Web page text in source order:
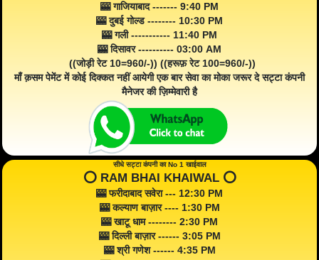
🎰 गाजियाबाद ------- 9:40 PM
🎰 दुबई गोल्ड -------- 10:30 PM
🎰 गली ----------- 11:40 PM
🎰 दिसावर ---------- 03:00 AM
((जोड़ी रेट 10=960/-)) ((हरूफ़ रेट 100=960/-))
माँ क़सम पेमेंट में कोई दिक्कत नहीं आयेगी एक बार सेवा का मोका जरूर दे सट्टा कंपनी
मैनेजर की ज़िम्मेवारी है
सीधे सट्टा कंपनी का No 1 खाईवाल
⭕️ RAM BHAI KHAIWAL ⭕️
🎰 फरीदाबाद सवेरा --- 12:30 PM
🎰 कल्याण बाज़ार ---- 1:30 PM
🎰 खाटू धाम -------- 2:30 PM
🎰 दिल्ली बाज़ार ------ 3:05 PM
🎰 श्री गणेश ------ 4:35 PM